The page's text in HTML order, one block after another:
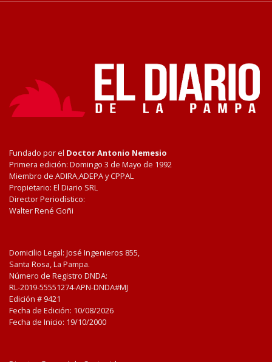
Fundado por el Doctor Antonio Nemesio
Primera edición: Domingo 3 de Mayo de 1992
Miembro de ADIRA,ADEPA y CPPAL
Propietario: El Diario SRL
Director Periodístico:
Walter René Goñi
Domicilio Legal: José Ingenieros 855,
Santa Rosa, La Pampa.
Número de Registro DNDA:
RL-2019-55551274-APN-DNDA#MJ
Edición # 9421
Fecha de Edición: 10/08/2026
Fecha de Inicio: 19/10/2000